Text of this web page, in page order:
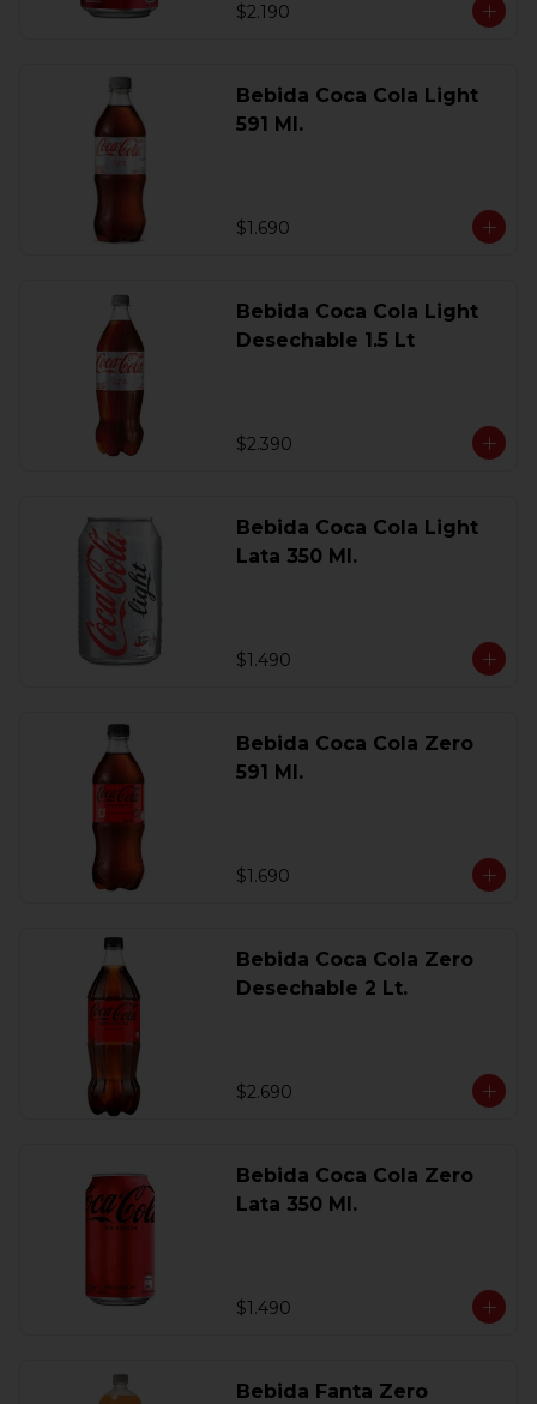
$2.190
Bebida Coca Cola Light
591 Ml.
$1.690
Bebida Coca Cola Light
Desechable 1.5 Lt
$2.390
Bebida Coca Cola Light
Lata 350 Ml.
$1.490
Bebida Coca Cola Zero
591 Ml.
$1.690
Bebida Coca Cola Zero
Desechable 2 Lt.
$2.690
Bebida Coca Cola Zero
Lata 350 Ml.
$1.490
Bebida Fanta Zero